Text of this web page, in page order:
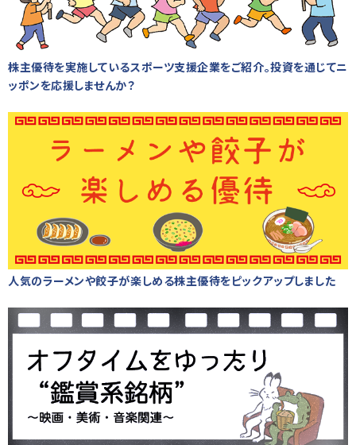
株主優待を実施しているスポーツ支援企業をご紹介。投資を通じてニ
ッポンを応援しませんか？
人気のラーメンや餃子が楽しめる株主優待をピックアップしました